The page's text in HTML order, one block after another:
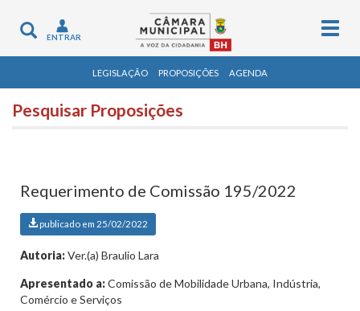
Toggle
navigation
ENTRAR
LEGISLAÇÃO PROPOSIÇÕES AGENDA
Pesquisar Proposições
Requerimento de Comissão 195/2022
publicado em 25/02/2022
Autoria:Ver.(a) Braulio Lara
Apresentado a:Comissão de Mobilidade Urbana, Indústria,
Comércio e Serviços